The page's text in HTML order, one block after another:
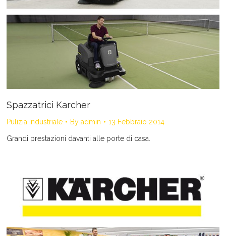
Spazzatrici Karcher
Pulizia Industriale By admin 13 Febbraio 2014
Grandi prestazioni davanti alle porte di casa.